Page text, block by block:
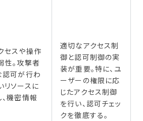
セスや操作
性。攻撃者
認可が行わ
リソースに
機密情報
適切なアクセス制
御と認可制御の実
装が重要。特に、ユ
ーザーの権限に応
じたアクセス制御
を行い、認可チェッ
クを徹底する。